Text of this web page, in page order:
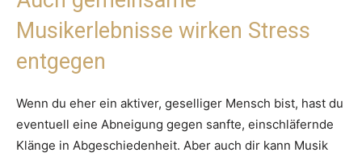
Musikerlebnisse wirken Stress
entgegen
Wenn du eher ein aktiver, geselliger Mensch bist, hast du
eventuell eine Abneigung gegen sanfte, einschläfernde
Klänge in Abgeschiedenheit. Aber auch dir kann Musik